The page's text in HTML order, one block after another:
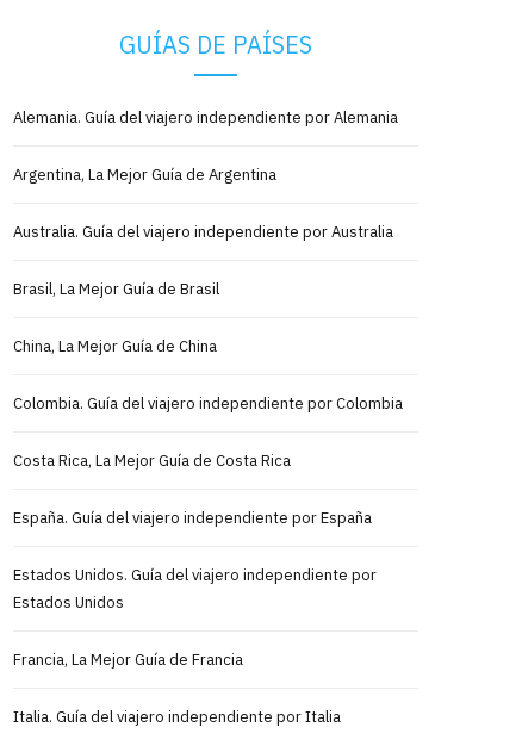
GUÍAS DE PAÍSES
Alemania. Guía del viajero independiente por Alemania
Argentina, La Mejor Guía de Argentina
Australia. Guía del viajero independiente por Australia
Brasil, La Mejor Guía de Brasil
China, La Mejor Guía de China
Colombia. Guía del viajero independiente por Colombia
Costa Rica, La Mejor Guía de Costa Rica
España. Guía del viajero independiente por España
Estados Unidos. Guía del viajero independiente por
Estados Unidos
Francia, La Mejor Guía de Francia
Italia. Guía del viajero independiente por Italia